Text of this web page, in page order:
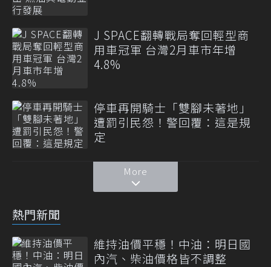
J SPACE翻轉戰局奪回輕型商
用車冠軍 台灣2月車市年增
4.8%
停車再開騎士「雙腳未著地」
遭罰引民怨！警回覆：這是規
定
More
熱門新聞
維持油價平穩！中油：明日國
內汽、柴油價格皆不調整